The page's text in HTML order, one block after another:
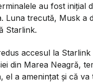
au fost inițial
Luna trecută, Musk
Starlink.
accesul la
din Marea Neagră,
el a amenințat și că